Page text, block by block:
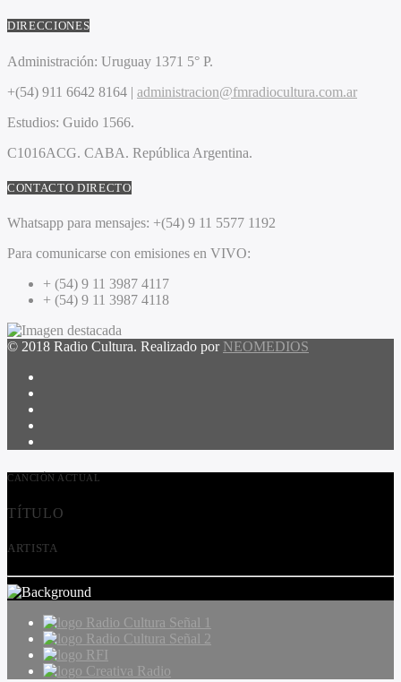
DIRECCIONES
Administración: Uruguay 1371 5° P.
+(54) 911 6642 8164 | administracion@fmradiocultura.com.ar
Estudios: Guido 1566.
C1016ACG. CABA. República Argentina.
CONTACTO DIRECTO
Whatsapp para mensajes: +(54) 9 11 5577 1192
Para comunicarse con emisiones en VIVO:
+ (54) 9 11 3987 4117
+ (54) 9 11 3987 4118
© 2018 Radio Cultura. Realizado por NEOMEDIOS
CANCIÓN ACTUAL
TÍTULO
ARTISTA
Radio Cultura Señal 1
Radio Cultura Señal 2
RFI
Creativa Radio